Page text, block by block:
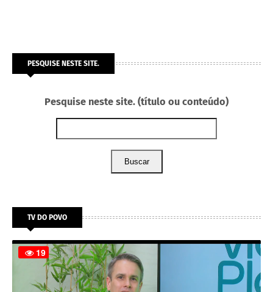
PESQUISE NESTE SITE.
Pesquise neste site. (título ou conteúdo)
Buscar
TV DO POVO